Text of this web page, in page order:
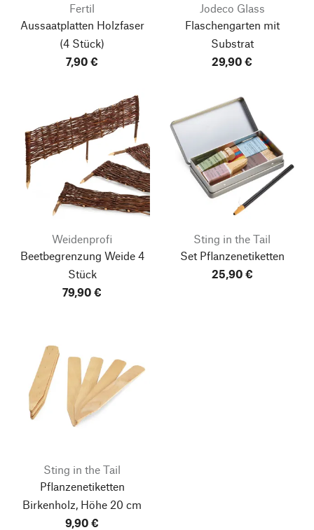
Fertil
Aussaatplatten Holzfaser
(4 Stück)
7,90 €
Jodeco Glass
Flaschengarten mit
Substrat
29,90 €
Weidenprofi
Beetbegrenzung Weide 4
Stück
79,90 €
Sting in the Tail
Set Pflanzenetiketten
25,90 €
Sting in the Tail
Pflanzenetiketten
Birkenholz, Höhe 20 cm
9,90 €